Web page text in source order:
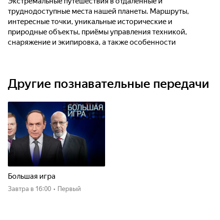
труднодоступные места нашей планеты. Маршруты,
интересные точки, уникальные исторические и
природные объекты, приёмы управления техникой,
снаряжение и экипировка, а также особенности
Другие познавательные передачи
Большая игра
Завтра в 16:00 • Первый